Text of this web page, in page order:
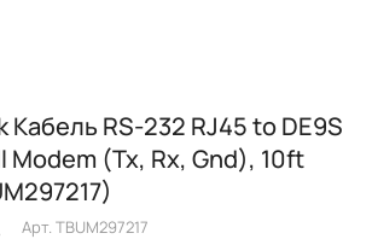
Кабель RS-232 RJ45 to DE9S
Modem (Tx, Rx, Gnd), 10ft
Арт. TBUM297217